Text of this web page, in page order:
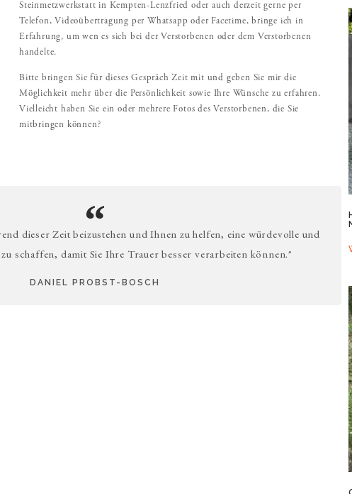
Steinmetzwerkstatt in Kempten-Lenzfried oder auch derzeit gerne per
Telefon, Videoübertragung per Whatsapp oder Facetime, bringe ich in
Erfahrung, um wen es sich bei der Verstorbenen oder dem Verstorbenen
handelte.
Bitte bringen Sie für dieses Gespräch Zeit mit und geben Sie mir die
Möglichkeit mehr über die Persönlichkeit sowie Ihre Wünsche zu erfahren.
Vielleicht haben Sie ein oder mehrere Fotos des Verstorbenen, die Sie
mitbringen können?
dieser Zeit beizustehen und Ihnen zu helfen, eine würdevolle und
schaffen, damit Sie Ihre Trauer besser verarbeiten können."
DANIEL PROBST-BOSCH